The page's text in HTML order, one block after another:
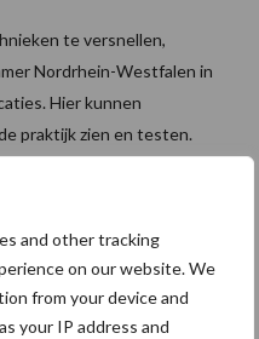
and other tracking
on our website. We
from your device and
your IP address and
te versnellen,
Nordrhein-Westfalen in
Hier kunnen
praktijk zien en testen.
factor
blijft de economische